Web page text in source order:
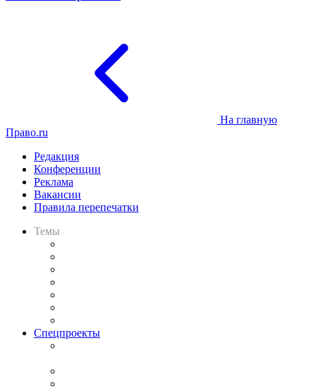
На главную
Право.ru
Редакция
Конференции
Реклама
Вакансии
Правила перепечатки
Темы
Спецпроекты